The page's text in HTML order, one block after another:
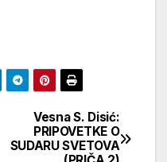
Vesna S. Disić:
PRIPOVETKE O
SUDARU SVETOVA